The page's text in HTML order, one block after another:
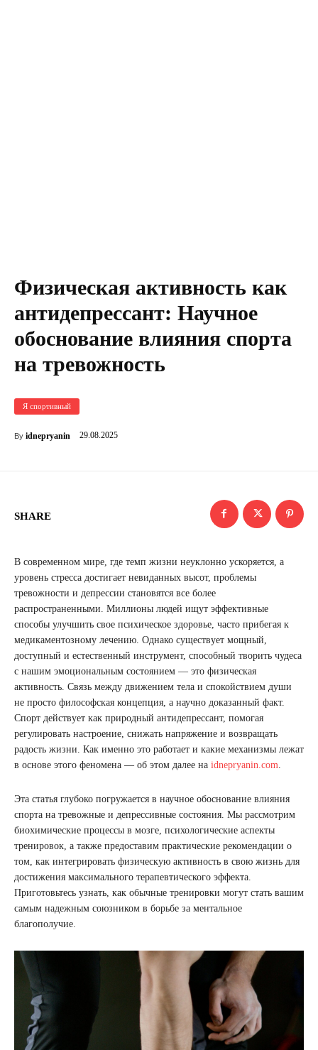
Физическая активность как
антидепрессант: Научное
обоснование влияния спорта
на тревожность
Я спортивный
By idnepryanin 29.08.2025
SHARE
В современном мире, где темп жизни неуклонно ускоряется, а
уровень стресса достигает невиданных высот, проблемы
тревожности и депрессии становятся все более
распространенными. Миллионы людей ищут эффективные
способы улучшить свое психическое здоровье, часто прибегая к
медикаментозному лечению. Однако существует мощный,
доступный и естественный инструмент, способный творить чудеса
с нашим эмоциональным состоянием — это физическая
активность. Связь между движением тела и спокойствием души
не просто философская концепция, а научно доказанный факт.
Спорт действует как природный антидепрессант, помогая
регулировать настроение, снижать напряжение и возвращать
радость жизни. Как именно это работает и какие механизмы лежат
в основе этого феномена — об этом далее на idnepryanin.com
Эта статья глубоко погружается в научное обоснование влияния
спорта на тревожные и депрессивные состояния. Мы рассмотрим
биохимические процессы в мозге, психологические аспекты
тренировок, а также предоставим практические рекомендации о
том, как интегрировать физическую активность в свою жизнь для
достижения максимального терапевтического эффекта.
Приготовьтесь узнать, как обычные тренировки могут стать вашим
самым надежным союзником в борьбе за ментальное
благополучие.